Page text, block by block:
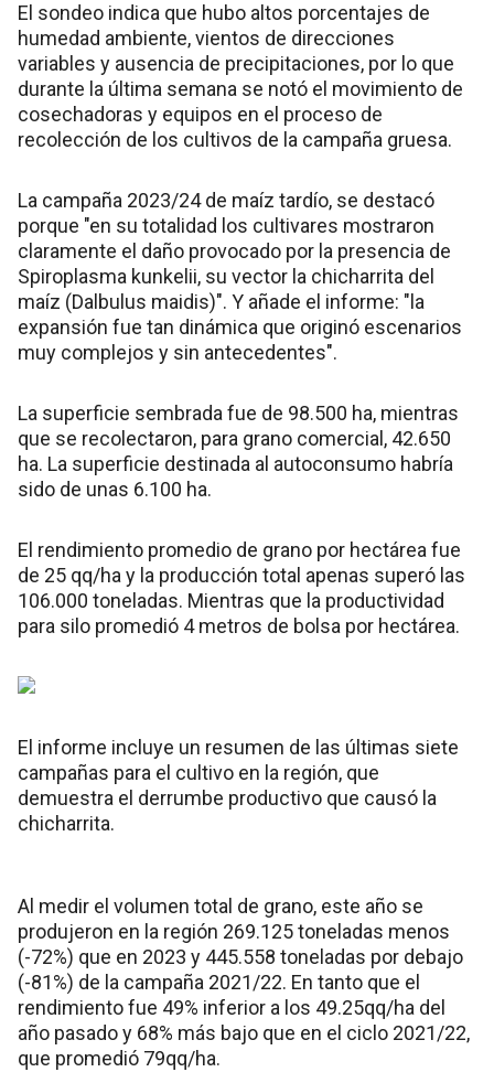
El sondeo indica que hubo altos porcentajes de
humedad ambiente, vientos de direcciones
variables y ausencia de precipitaciones, por lo que
durante la última semana se notó el movimiento de
cosechadoras y equipos en el proceso de
recolección de los cultivos de la campaña gruesa.
La campaña 2023/24 de maíz tardío, se destacó
porque "en su totalidad los cultivares mostraron
claramente el daño provocado por la presencia de
Spiroplasma kunkelii, su vector la chicharrita del
maíz (Dalbulus maidis)". Y añade el informe: "la
expansión fue tan dinámica que originó escenarios
muy complejos y sin antecedentes".
La superficie sembrada fue de 98.500 ha, mientras
que se recolectaron, para grano comercial, 42.650
ha. La superficie destinada al autoconsumo habría
sido de unas 6.100 ha.
El rendimiento promedio de grano por hectárea fue
de 25 qq/ha y la producción total apenas superó las
106.000 toneladas. Mientras que la productividad
para silo promedió 4 metros de bolsa por hectárea.
El informe incluye un resumen de las últimas siete
campañas para el cultivo en la región, que
demuestra el derrumbe productivo que causó la
chicharrita.
Al medir el volumen total de grano, este año se
produjeron en la región 269.125 toneladas menos
(-72%) que en 2023 y 445.558 toneladas por debajo
(-81%) de la campaña 2021/22. En tanto que el
rendimiento fue 49% inferior a los 49.25qq/ha del
año pasado y 68% más bajo que en el ciclo 2021/22,
que promedió 79qq/ha.